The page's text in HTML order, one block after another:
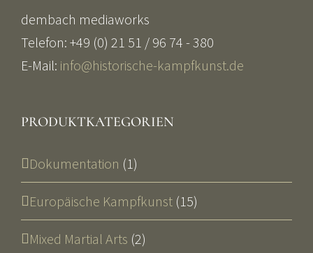
dembach mediaworks
Telefon: +49 (0) 21 51 / 96 74 - 380
E-Mail: info@historische-kampfkunst.de
PRODUKTKATEGORIEN
Dokumentation (1)
Europäische Kampfkunst (15)
Mixed Martial Arts (2)